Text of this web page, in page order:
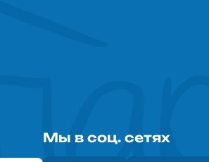
Мы в соц. сетях